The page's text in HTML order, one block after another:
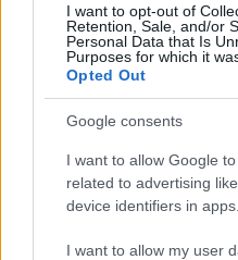
I want to opt-out of
Retention, Sale, and/or
Personal Data that Is
Purposes for which it
Opted Out
Google consents
I want to allow Google
related to advertising
device identifiers in apps.
I want to allow my user